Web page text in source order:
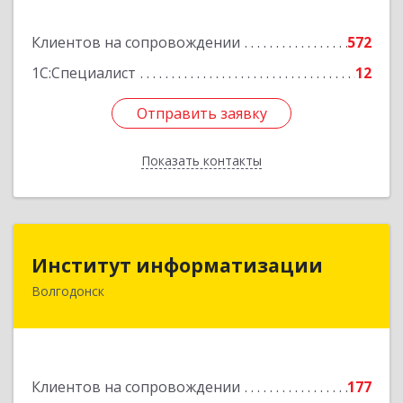
Клиентов на сопровождении
572
1С:Специалист
12
Отправить заявку
Показать контакты
Отправить заявку
Назад
Институт информатизации
Волгодонск
Клиентов на сопровождении
177
Институт информатизации
347383, Ростовская обл, Волгодонск г, Маршала